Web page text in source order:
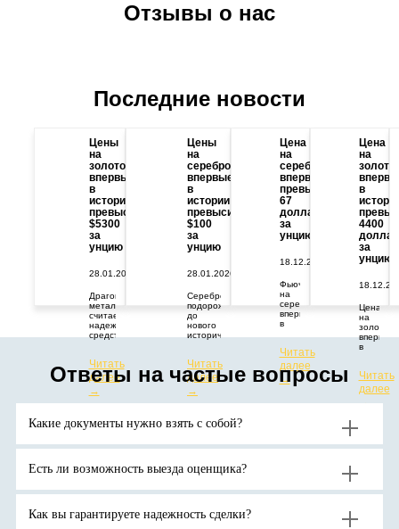
Отзывы о нас
Последние новости
Цены
на
золото
впервые
в
истории
превысили
$5300
за
унцию
28.01.2026
Драгоценный
металл
считается
надежным
средством
от
геополитических
и
экономических
потрясений.
ожидают
продолжения
роста
золото
новых
Читать
далее
→
Цены
на
серебро
впервые
в
истории
превысили
$100
за
унцию
28.01.2026
Серебро
подорожало
до
нового
исторического
растут
из-за
дефицита
поставок
и
спроса
активы-
фоне
неопределенности.
Читать
далее
→
Цена
на
серебро
впервые
превысила
67
долларов
за
унцию
18.12.2025
Фьючерс
на
серебро
впервые
в
67
долларов
за
тройскую
Читать
далее
→
Цена
на
золото
в
4400
за
унцию
Цена
на
золото
впервые
в
отметку
в
4400
Читать
далее
→
Ответы на частые вопросы
Какие документы нужно взять с собой?
Есть ли возможность выезда оценщика?
Как вы гарантируете надежность сделки?